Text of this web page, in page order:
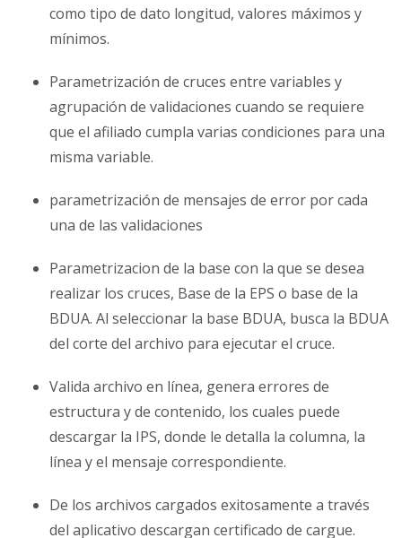
como tipo de dato longitud, valores máximos y
mínimos.
Parametrización de cruces entre variables y
agrupación de validaciones cuando se requiere
que el afiliado cumpla varias condiciones para una
misma variable.
parametrización de mensajes de error por cada
una de las validaciones
Parametrizacion de la base con la que se desea
realizar los cruces, Base de la EPS o base de la
BDUA. Al seleccionar la base BDUA, busca la BDUA
del corte del archivo para ejecutar el cruce.
Valida archivo en línea, genera errores de
estructura y de contenido, los cuales puede
descargar la IPS, donde le detalla la columna, la
línea y el mensaje correspondiente.
De los archivos cargados exitosamente a través
del aplicativo descargan certificado de cargue.